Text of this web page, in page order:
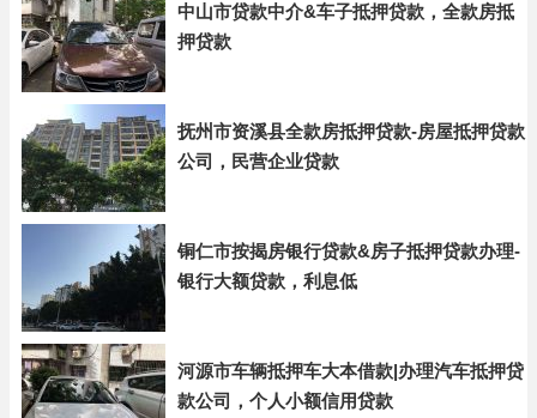
中山市贷款中介&车子抵押贷款，全款房抵
押贷款
抚州市资溪县全款房抵押贷款-房屋抵押贷款
公司，民营企业贷款
铜仁市按揭房银行贷款&房子抵押贷款办理-
银行大额贷款，利息低
河源市车辆抵押车大本借款|办理汽车抵押贷
款公司，个人小额信用贷款